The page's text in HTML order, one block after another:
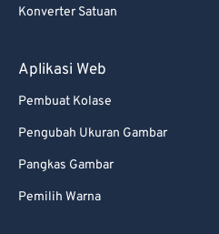
Konverter Satuan
Aplikasi Web
Pembuat Kolase
Pengubah Ukuran Gambar
Pangkas Gambar
Pemilih Warna